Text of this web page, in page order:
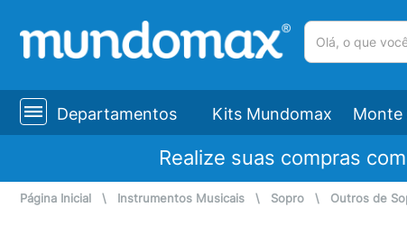
Departamentos Kits Mundomax Monte
Realize suas compras
Página Inicial \ Instrumentos Musicais \ Sopro \ Outros de